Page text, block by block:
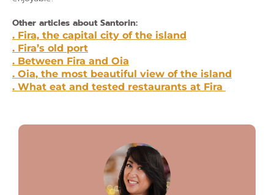
Other articles about Santorin:
. Fira, the capital city of the island
. Fira’s old port
. Between Fira and Oia
. Oia, the most beautiful view of the island
. What eat and tested restaurants at Fira